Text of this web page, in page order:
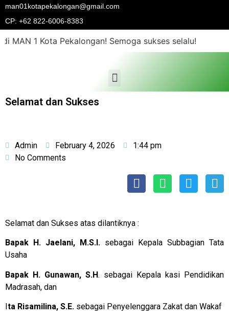
man01kotapekalongan@gmail.com
CP: +62 822-6006-8383
MAN 1 Kota Pekalongan! Semoga sukses selalu!
Selamat dan Sukses
Admin February 4, 2026
1:44 pm
No Comments
Selamat dan Sukses atas dilantiknya :
Bapak H. Jaelani, M.S.I. sebagai Kepala Subbagian Tata
Usaha
Bapak H. Gunawan, S.H. sebagai Kepala kasi Pendidikan
Madrasah, dan
ta Risamilina, S.E. sebagai Penyelenggara Zakat dan Wakaf